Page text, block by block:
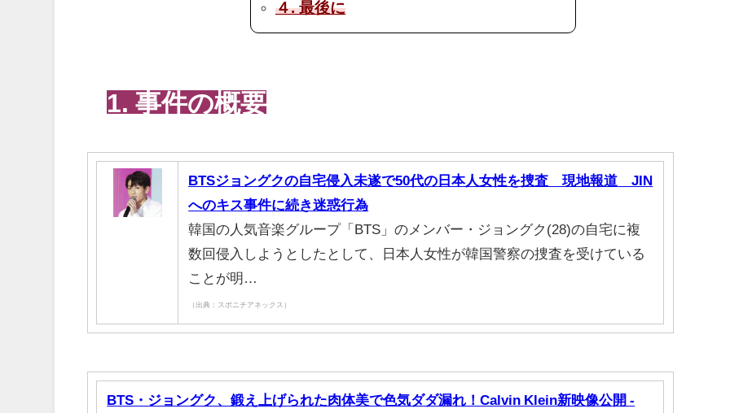
４. 最後に
1. 事件の概要
BTSジョングクの自宅侵入未遂で50代の日本人女性を捜査 現地報道 JIN
へのキス事件に続き迷惑行為
韓国の人気音楽グループ「BTS」のメンバー・ジョングク(28)の自宅に複
数回侵入しようとしたとして、日本人女性が韓国警察の捜査を受けている
ことが明…
（出典：スポニチアネックス）
BTS・ジョングク、鍛え上げられた肉体美で色気ダダ漏れ！Calvin Klein新映像公開 -